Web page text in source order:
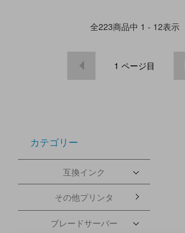
全223商品中 1 - 12表示
1 ページ目
カテゴリー
互換インク
その他プリンタ
ブレードサーバー